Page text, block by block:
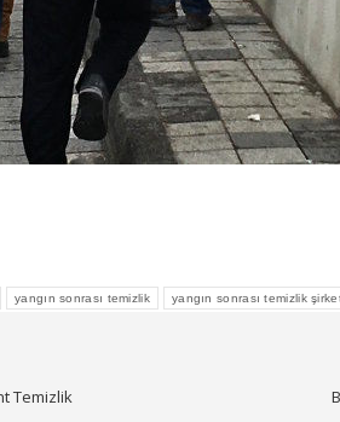
yangın sonrası temizlik yangın sonrası temizlik
Temizlik